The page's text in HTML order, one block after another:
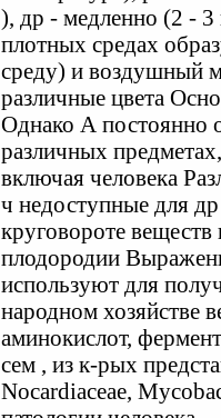
), др - медленно (2 -
плотных средах
среду) и воздушный
различные цвета
Однако А постоянно
различных
включая человека
ч недоступные для
круговороте
плодородии
используют для
народном хозяйстве
аминокислот,
сем , из к-рых
Nocardiaceae,